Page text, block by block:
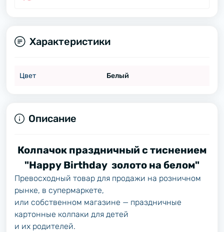
Характеристики
Цвет Белый
Описание
Колпачок праздничный с тиснением
"Happy Birthday золото на белом"
Превосходный товар для продажи на розничном
рынке, в супермаркете,
или собственном магазине — праздничные
картонные колпаки для детей
и их родителей.